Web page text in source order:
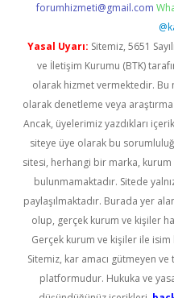
forumhizmeti@gmail.com
Yasal Uyarı: Sitemiz, 5651
ve İletişim Kurumu (BTK)
olarak hizmet vermektedir.
olarak denetleme veya
Ancak, üyelerimiz yazdıkları
siteye üye olarak bu
sitesi, herhangi bir marka, kurum
bulunmamaktadır. Sitede
paylaşılmaktadır. Burada yer
olup, gerçek kurum ve kişiler
Gerçek kurum ve kişiler ile
Sitemiz, kar amacı gütmeyen
platformudur. Hukuka ve